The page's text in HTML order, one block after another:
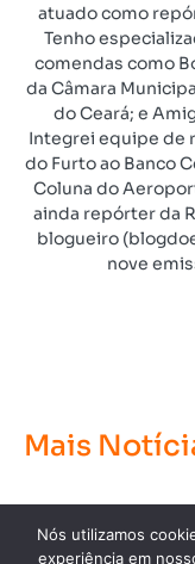
atuado como
Tenho
comendas como
da Câmara
do Ceará; e
Integrei equipe de
do Furto ao Banco
Coluna do
ainda repórter da
blogueiro
nove
Mais
Nós utilizamos
experiência em